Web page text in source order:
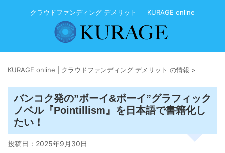
クラウドファンディング デメリット ｜ KURAGE online
KURAGE online | クラウドファンディング デメリット の情報 >
バンコク発の”ボーイ&ボーイ”グラフィック
ノベル『Pointillism』を日本語で書籍化し
たい！
投稿日： 2025年9月30日